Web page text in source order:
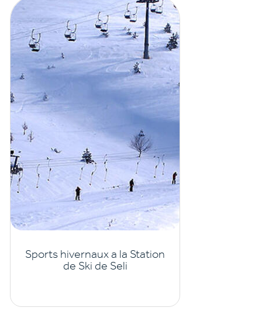
Sports hivernaux a la Station
de Ski de Seli